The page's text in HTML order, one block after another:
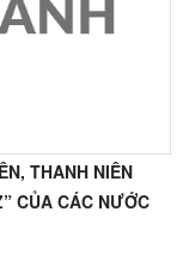
THANH NIÊN
CỦA CÁC NƯỚC